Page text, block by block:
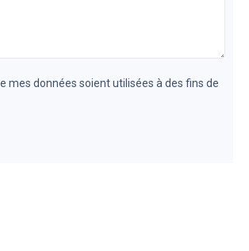
mes données soient utilisées à des fins de